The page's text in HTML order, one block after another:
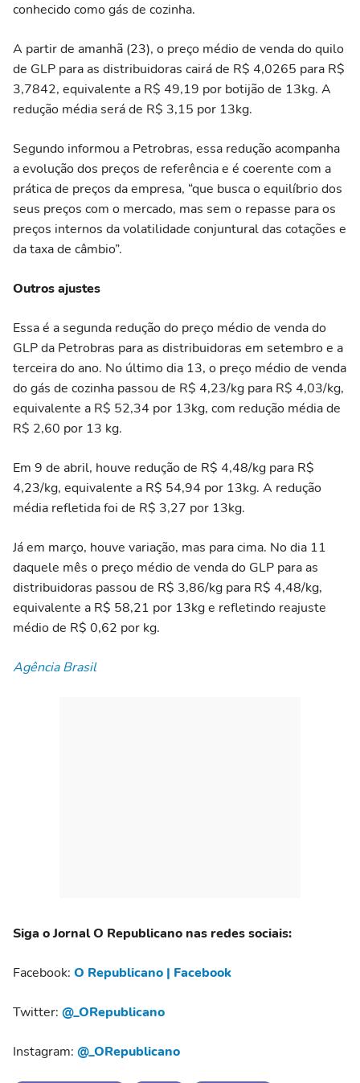
conhecido como gás de cozinha.
A partir de amanhã (23), o preço médio de venda do quilo
de GLP para as distribuidoras cairá de R$ 4,0265 para R$
3,7842, equivalente a R$ 49,19 por botijão de 13kg. A
redução média será de R$ 3,15 por 13kg.
Segundo informou a Petrobras, essa redução acompanha
a evolução dos preços de referência e é coerente com a
prática de preços da empresa, “que busca o equilíbrio dos
seus preços com o mercado, mas sem o repasse para os
preços internos da volatilidade conjuntural das cotações e
da taxa de câmbio”.
Outros ajustes
Essa é a segunda redução do preço médio de venda do
GLP da Petrobras para as distribuidoras em setembro e a
terceira do ano. No último dia 13, o preço médio de venda
do gás de cozinha passou de R$ 4,23/kg para R$ 4,03/kg,
equivalente a R$ 52,34 por 13kg, com redução média de
R$ 2,60 por 13 kg.
Em 9 de abril, houve redução de R$ 4,48/kg para R$
4,23/kg, equivalente a R$ 54,94 por 13kg. A redução
média refletida foi de R$ 3,27 por 13kg.
Já em março, houve variação, mas para cima. No dia 11
daquele mês o preço médio de venda do GLP para as
distribuidoras passou de R$ 3,86/kg para R$ 4,48/kg,
equivalente a R$ 58,21 por 13kg e refletindo reajuste
médio de R$ 0,62 por kg.
Agência Brasil
Siga o Jornal O Republicano nas redes sociais:
Facebook: O Republicano | Facebook
Twitter: @_ORepublicano
Instagram: @_ORepublicano